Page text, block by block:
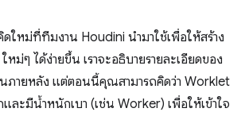
ใหม่ที่ทีมงาน Houdini นำมาใช้เพื่อให้สร้าง
ม่ๆ ได้ง่ายขึ้น เราจะอธิบายรายละเอียดของ
ภายหลัง แต่ตอนนี้คุณสามารถคิดว่า Worklet
และมีน้ำหนักเบา (เช่น Worker) เพื่อให้เข้าใจ